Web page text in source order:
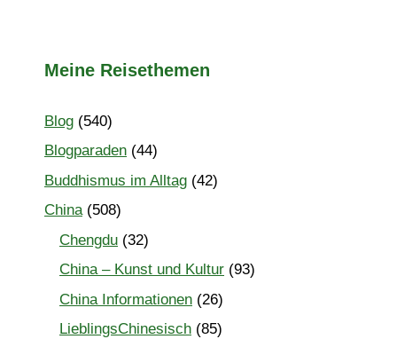
Meine Reisethemen
Blog (540)
Blogparaden (44)
Buddhismus im Alltag (42)
China(508)
Chengdu (32)
China – Kunst und Kultur (93)
China Informationen (26)
LieblingsChinesisch (85)